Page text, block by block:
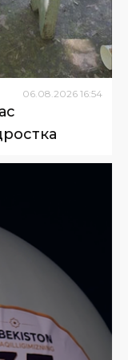
06.08.2026 16:54